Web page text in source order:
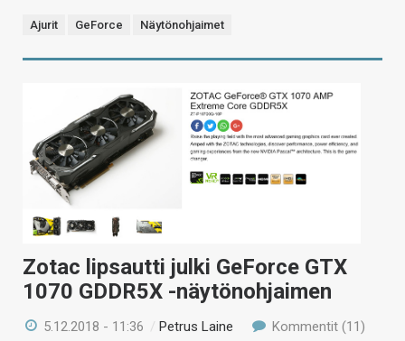
Ajurit GeForce Näytönohjaimet
Zotac lipsautti julki GeForce GTX
1070 GDDR5X -näytönohjaimen
5.12.2018 - 11:36 /Petrus Laine Kommentit (11)